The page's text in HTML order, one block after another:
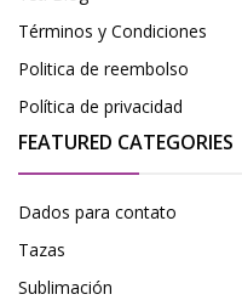
Términos y Condiciones
Politica de reembolso
Política de privacidad
FEATURED CATEGORIES
Dados para contato
Tazas
Sublimación